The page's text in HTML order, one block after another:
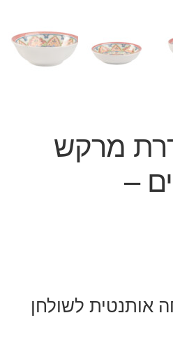
מרקש
–
אותנטית לשולחן